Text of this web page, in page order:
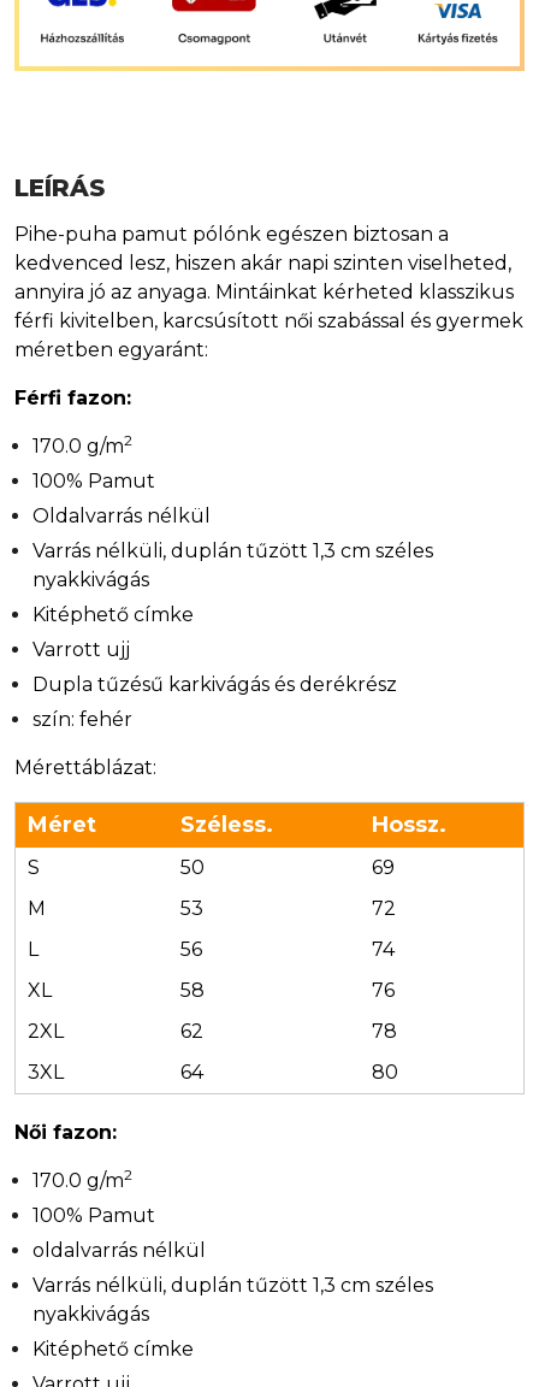
LEÍRÁS
Pihe-puha pamut pólónk egészen biztosan a
kedvenced lesz, hiszen akár napi szinten viselheted,
annyira jó az anyaga. Mintáinkat kérheted klasszikus
férfi kivitelben, karcsúsított női szabással és gyermek
méretben egyaránt:
Férfi fazon:
170.0 g/m2
100% Pamut
Oldalvarrás nélkül
Varrás nélküli, duplán tűzött 1,3 cm széles
nyakkivágás
Kitéphető címke
Varrott ujj
Dupla tűzésű karkivágás és derékrész
szín: fehér
Mérettáblázat:
Méret Széless. Hossz.
S 50
69
M
53
72
L
56
74
XL
58
76
2XL
62
78
3XL
64 80
Női fazon:
170.0 g/m2
100% Pamut
oldalvarrás nélkül
Varrás nélküli, duplán tűzött 1,3 cm széles
nyakkivágás
Kitéphető címke